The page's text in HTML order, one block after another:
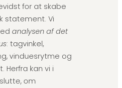
for at skabe
statement. Vi
analysen af det
: tagvinkel,
vinduesrytme og
Herfra kan vi i
om